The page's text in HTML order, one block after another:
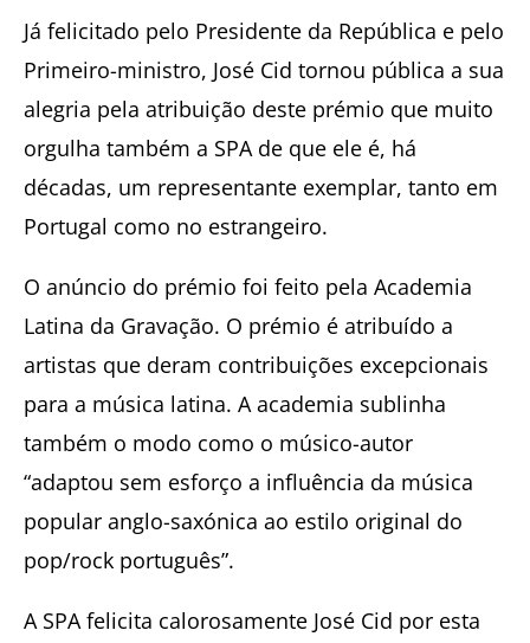
Já felicitado pelo Presidente da República e pelo
Primeiro-ministro, José Cid tornou pública a sua
alegria pela atribuição deste prémio que muito
orgulha também a SPA de que ele é, há
décadas, um representante exemplar, tanto em
Portugal como no estrangeiro.
O anúncio do prémio foi feito pela Academia
Latina da Gravação. O prémio é atribuído a
artistas que deram contribuições excepcionais
para a música latina. A academia sublinha
também o modo como o músico-autor
“adaptou sem esforço a influência da música
popular anglo-saxónica ao estilo original do
pop/rock português”.
A SPA felicita calorosamente José Cid por esta